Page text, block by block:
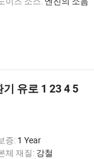
유로 1 23 4 5
증: 1 Year
체 재질: 강철